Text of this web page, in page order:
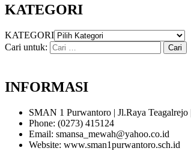
KATEGORI
KATEGORI
Cari untuk:
INFORMASI
SMAN 1 Purwantoro | Jl.Raya Teagalrejo
Phone: (0273) 415124
Email: smansa_mewah@yahoo.co.id
Website: www.sman1purwantoro.sch.id